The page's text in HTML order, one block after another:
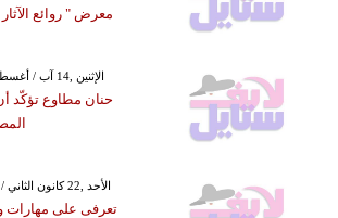
معرض " روائع
GMT 07:21 2017 الإثنين ,14 آب / أغسطس
حنان مطاوع تؤكّد
GMT 14:21 2017 الأحد ,22 كانون الثاني / يناير
تعرفى على مهارات